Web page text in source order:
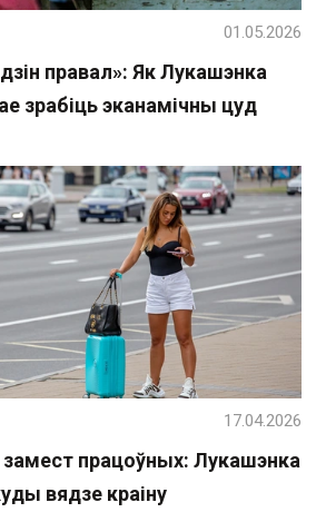
правал»: Як Лукашэнка
зрабіць эканамічны цуд
01.05.2026
працоўных: Лукашэнка
вядзе краіну
17.04.2026